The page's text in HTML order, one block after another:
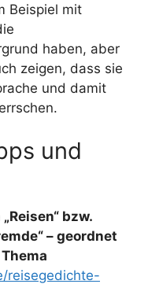
Beispiel mit
haben, aber
zeigen, dass sie
und damit
und
bzw.
– geordnet
reisegedichte-